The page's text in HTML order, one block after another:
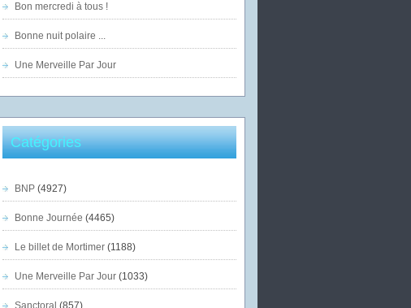
Bon mercredi à tous !
Bonne nuit polaire ...
Une Merveille Par Jour
Catégories
BNP(4927)
Bonne Journée (4465)
Le billet de Mortimer(1188)
Une Merveille Par Jour(1033)
Sanctoral (857)